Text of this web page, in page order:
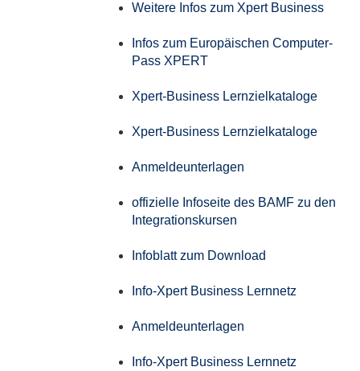
Weitere Infos zum Xpert Business
Infos zum Europäischen Computer-
Pass XPERT
Xpert-Business Lernzielkataloge
Xpert-Business Lernzielkataloge
Anmeldeunterlagen
offizielle Infoseite des BAMF zu den
Integrationskursen
Infoblatt zum Download
Info-Xpert Business Lernnetz
Anmeldeunterlagen
Info-Xpert Business Lernnetz